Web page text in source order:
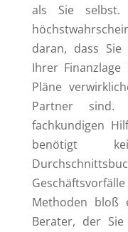
als Sie
daran, dass
Ihrer
Pläne
Partner
fachkundigen
benötigt
Methoden bloß
Berater, der